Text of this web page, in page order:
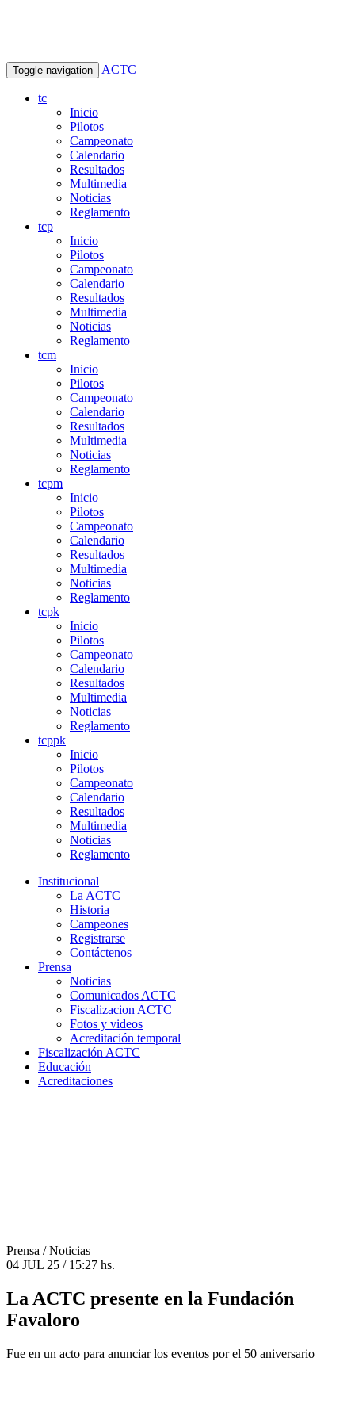
Toggle navigation ACTC
tc
Inicio
Pilotos
Campeonato
Calendario
Resultados
Multimedia
Noticias
Reglamento
tcp
Inicio
Pilotos
Campeonato
Calendario
Resultados
Multimedia
Noticias
Reglamento
tcm
Inicio
Pilotos
Campeonato
Calendario
Resultados
Multimedia
Noticias
Reglamento
tcpm
Inicio
Pilotos
Campeonato
Calendario
Resultados
Multimedia
Noticias
Reglamento
tcpk
Inicio
Pilotos
Campeonato
Calendario
Resultados
Multimedia
Noticias
Reglamento
tcppk
Inicio
Pilotos
Campeonato
Calendario
Resultados
Multimedia
Noticias
Reglamento
Institucional
La ACTC
Historia
Campeones
Registrarse
Contáctenos
Prensa
Noticias
Comunicados ACTC
Fiscalizacion ACTC
Fotos y videos
Acreditación temporal
Fiscalización ACTC
Educación
Acreditaciones
Prensa / Noticias
04 JUL 25 / 15:27 hs.
La ACTC presente en la Fundación
Favaloro
Fue en un acto para anunciar los eventos por el 50 aniversario